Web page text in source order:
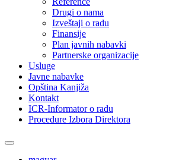
Drugi o nama
Izveštaji o radu
Finansije
Plan javnih nabavki
Partnerske organizacije
Usluge
Javne nabavke
Opština Kanjiža
Kontakt
ICR-Informator o radu
Procedure Izbora Direktora